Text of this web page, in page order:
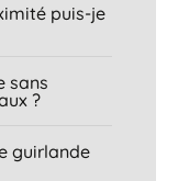
puis-je
sans
?
guirlande